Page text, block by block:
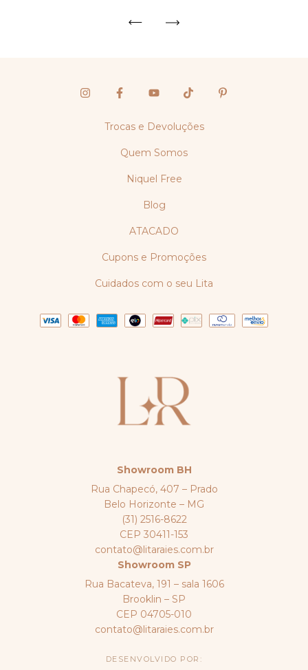
Trocas e Devoluções
Quem Somos
Niquel Free
Blog
ATACADO
Cupons e Promoções
Cuidados com o seu Lita
Showroom BH
Rua Chapecó, 407 – Prado
Belo Horizonte – MG
(31) 2516-8622
CEP 30411-153
contato@litaraies.com.br
Showroom SP
Rua Bacateva, 191 – sala 1606
Brooklin – SP
CEP 04705-010
contato@litaraies.com.br
DESENVOLVIDO POR: